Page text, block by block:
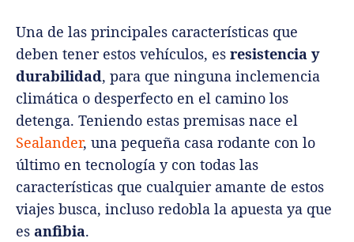
Una de las principales características que
deben tener estos vehículos, es resistencia y
durabilidad, para que ninguna inclemencia
climática o desperfecto en el camino los
detenga. Teniendo estas premisas nace el
Sealander, una pequeña casa rodante con lo
último en tecnología y con todas las
características que cualquier amante de estos
viajes busca, incluso redobla la apuesta ya que
es anfibia.